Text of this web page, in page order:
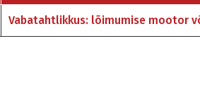
Vabatahtlikkus: lõimumise mootor